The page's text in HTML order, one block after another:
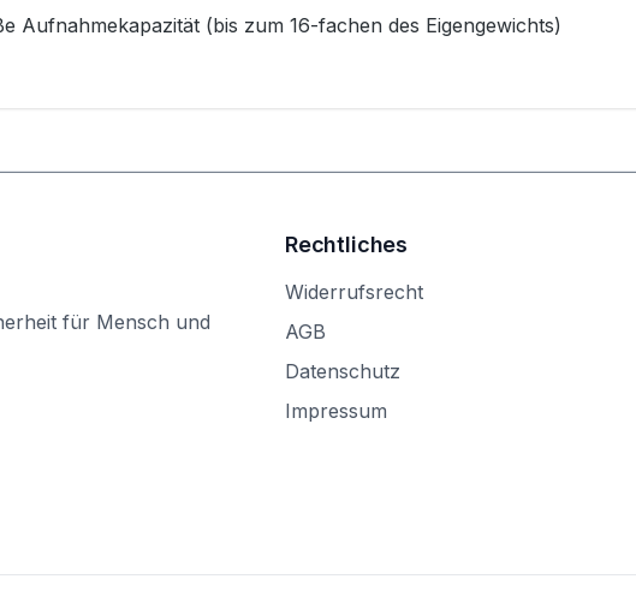
Aufnahmekapazität (bis zum 16-fachen des Eigengewichts)
für Mensch und
Rechtliches
Widerrufsrecht
AGB
Datenschutz
Impressum